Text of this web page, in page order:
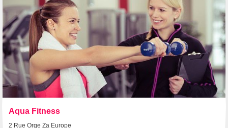
Aqua Fitness
2 Rue Orge Za Europe